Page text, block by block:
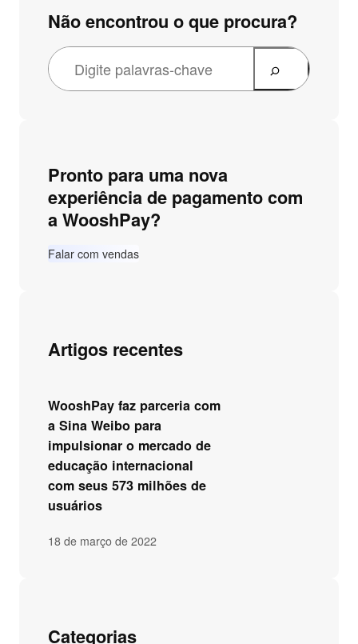
Não encontrou o que procura?
P
e
i
s
a
Pronto para uma nova
experiência de pagamento com
a WooshPay?
Falar com vendas
Artigos recentes
WooshPay faz parceria com
a Sina Weibo para
impulsionar o mercado de
educação internacional
com seus 573 milhões de
usuários
18 de março de 2022
Categorias